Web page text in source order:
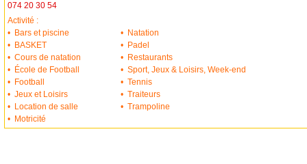
074 20 30 54
Activité :
• Bars et piscine • Natation
• BASKET • Padel
• Cours de natation • Restaurants
• École de Football • Sport, Jeux & Loisirs, Week-end
• Football • Tennis
• Jeux et Loisirs • Traiteurs
• Location de salle • Trampoline
• Motricité